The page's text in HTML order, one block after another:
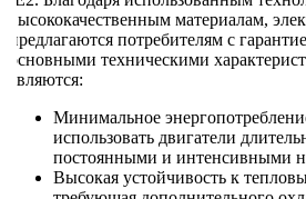
материалам,
потребителям с гарантией
техническими
Минимальное
использовать двигатели
постоянными и интенсивными
Высокая устойчивость к тепловым